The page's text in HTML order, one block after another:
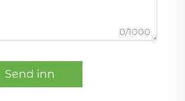
0/1000
Send inn